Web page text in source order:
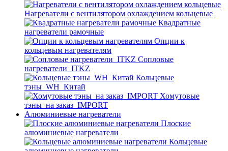
Нагреватели с вентилятором охлаждением кольцевые
Квадратные
нагреватели рамочные
Опции к
кольцевым нагревателям
Cопловые
нагреватели_ITKZ
Кольцевые
тэны_WH_Китай
Хомутовые
тэны_на заказ_IMPORT
Алюминиевые нагреватели
Плоские
алюминиевые нагреватели
Кольцевые